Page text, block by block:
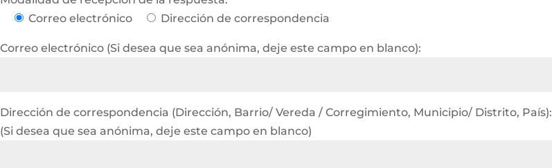
Correo electrónico
Dirección de correspondencia
Correo electrónico (Si desea que sea anónima, deje este campo en blanco):
Dirección de correspondencia (Dirección, Barrio/ Vereda / Corregimiento, Municipio/ Distrito, País):
(Si desea que sea anónima, deje este campo en blanco)